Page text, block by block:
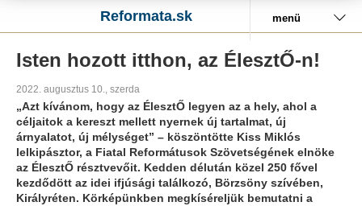
Reformata.sk menü
Isten hozott itthon, az ÉlesztŐ-n!
2022. augusztus 10., szerda
„Azt kívánom, hogy az ÉlesztŐ legyen az a hely, ahol a
céljaitok a kereszt mellett nyernek új tartalmat, új
árnyalatot, új mélységet” – köszöntötte Kiss Miklós
lelkipásztor, a Fiatal Reformátusok Szövetségének elnöke
az ÉlesztŐ résztvevőit. Kedden délután közel 250 fővel
kezdődött az idei ifjúsági találkozó, Börzsöny szívében,
Királyréten. Körképünkben megkíséreljük bemutatni a